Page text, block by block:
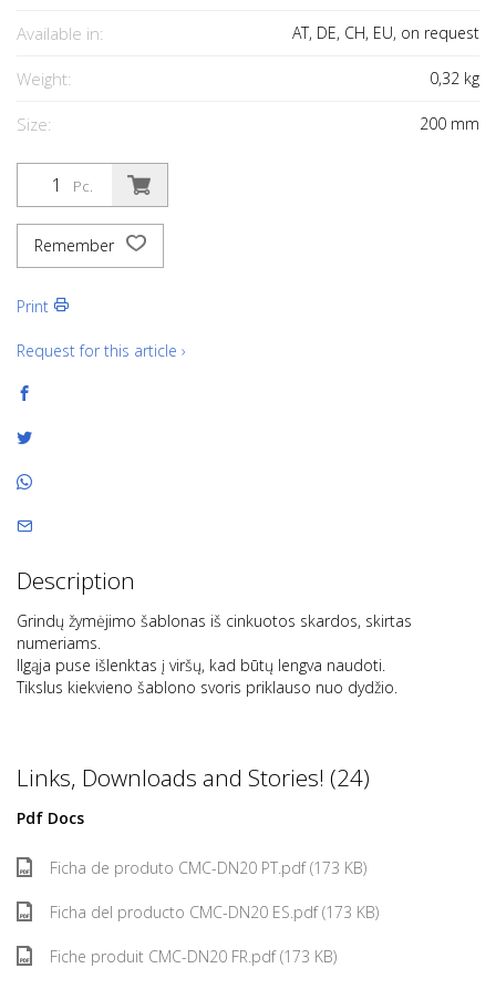
Available in: AT, DE, CH, EU, on request
Weight: 0,32 kg
Size: 200 mm
Pc.
Remember
Print
Request for this article ›
Description
Grindų žymėjimo šablonas iš cinkuotos skardos, skirtas
numeriams.
Ilgąja puse išlenktas į viršų, kad būtų lengva naudoti.
Tikslus kiekvieno šablono svoris priklauso nuo dydžio.
Links, Downloads and Stories! (24)
Pdf Docs
Ficha de produto CMC-DN20 PT.pdf (173 KB)
Ficha del producto CMC-DN20 ES.pdf (173 KB)
Fiche produit CMC-DN20 FR.pdf (173 KB)